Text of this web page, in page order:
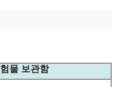
물 보관함